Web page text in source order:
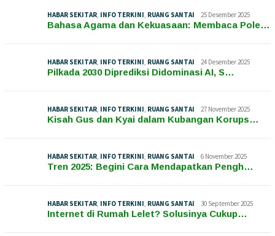
HABAR SEKITAR, INFO TERKINI, RUANG SANTAI 25 Desember 2025
Bahasa Agama dan Kekuasaan: Membaca Pole…
HABAR SEKITAR, INFO TERKINI, RUANG SANTAI 24 Desember 2025
Pilkada 2030 Diprediksi Didominasi AI, S…
HABAR SEKITAR, INFO TERKINI, RUANG SANTAI 27 November 2025
Kisah Gus dan Kyai dalam Kubangan Korups…
HABAR SEKITAR, INFO TERKINI, RUANG SANTAI 6 November 2025
Tren 2025: Begini Cara Mendapatkan Pengh…
HABAR SEKITAR, INFO TERKINI, RUANG SANTAI 30 September 2025
Internet di Rumah Lelet? Solusinya Cukup…